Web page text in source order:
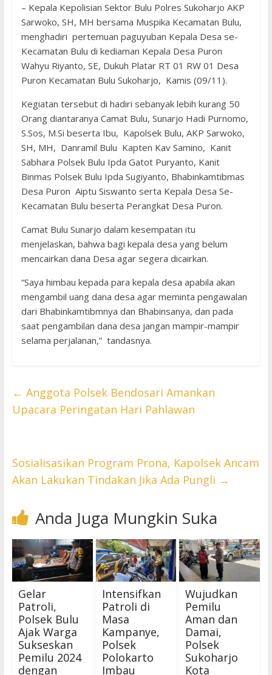
– Kepala Kepolisian Sektor Bulu Polres Sukoharjo AKP
Sarwoko, SH, MH bersama Muspika Kecamatan Bulu,
menghadiri pertemuan paguyuban Kepala Desa se-
Kecamatan Bulu di kediaman Kepala Desa Puron
Wahyu Riyanto, SE, Dukuh Platar RT 01 RW 01 Desa
Puron Kecamatan Bulu Sukoharjo, Kamis (09/11).
Kegiatan tersebut di hadiri sebanyak lebih kurang 50
Orang diantaranya Camat Bulu, Sunarjo Hadi Purnomo,
S.Sos, M.Si beserta Ibu, Kapolsek Bulu, AKP Sarwoko,
SH, MH, Danramil Bulu Kapten Kav Samino, Kanit
Sabhara Polsek Bulu Ipda Gatot Puryanto, Kanit
Binmas Polsek Bulu Ipda Sugiyanto, Bhabinkamtibmas
Desa Puron Aiptu Siswanto serta Kepala Desa Se-
Kecamatan Bulu beserta Perangkat Desa Puron.
Camat Bulu Sunarjo dalam kesempatan itu
menjelaskan, bahwa bagi kepala desa yang belum
mencairkan dana Desa agar segera dicairkan.
“Saya himbau kepada para kepala desa apabila akan
mengambil uang dana desa agar meminta pengawalan
dari Bhabinkamtibmnya dan Bhabinsanya, dan pada
saat pengambilan dana desa jangan mampir-mampir
selama perjalanan,” tandasnya.
← Anggota Polsek Bendosari Amankan
Upacara Peringatan Hari Pahlawan
Sosialisasikan Program Prona, Kapolsek Ancam
Akan Lakukan Tindakan Jika Ada Pungli →
Anda Juga Mungkin Suka
Gelar
Patroli,
Polsek Bulu
Ajak Warga
Sukseskan
Pemilu 2024
dengan
Intensifkan
Patroli di
Masa
Kampanye,
Polsek
Polokarto
Imbau
Wujudkan
Pemilu
Aman dan
Damai,
Polsek
Sukoharjo
Kota